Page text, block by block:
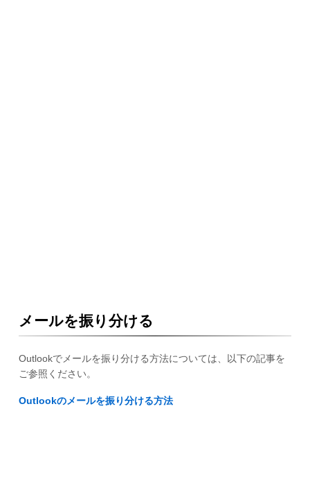
メールを振り分ける
Outlookでメールを振り分ける方法については、以下の記事を
ご参照ください。
Outlookのメールを振り分ける方法